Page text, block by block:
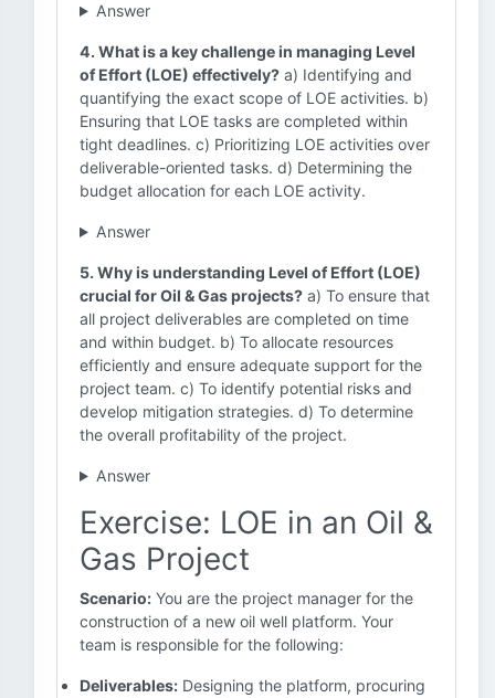
Answer
4. What is a key challenge in managing Level
of Effort (LOE) effectively? a) Identifying and
quantifying the exact scope of LOE activities. b)
Ensuring that LOE tasks are completed within
tight deadlines. c) Prioritizing LOE activities over
deliverable-oriented tasks. d) Determining the
budget allocation for each LOE activity.
Answer
5. Why is understanding Level of Effort (LOE)
crucial for Oil & Gas projects? a) To ensure that
all project deliverables are completed on time
and within budget. b) To allocate resources
efficiently and ensure adequate support for the
project team. c) To identify potential risks and
develop mitigation strategies. d) To determine
the overall profitability of the project.
Answer
Exercise: LOE in an Oil &
Gas Project
Scenario: You are the project manager for the
construction of a new oil well platform. Your
team is responsible for the following:
Deliverables: Designing the platform, procuring